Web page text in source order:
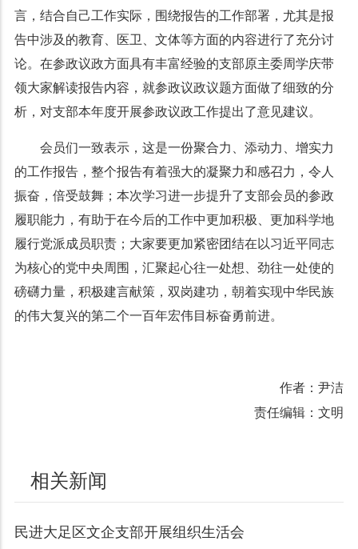
言， 结合自己工作实际，围绕报告的工作部署，尤其是报
告中涉及的教育、医卫、文体等方面的内容进行了充分讨
论。在参政议政方面具有丰富经验的支部原主委周学庆带
领大家解读报告内容，就参政议政议题方面做了细致的分
析，对支部本年度开展参政议政工作提出了意见建议。
会员们一致表示，这是一份聚合力、添动力、增实力
的工作报告，整个报告有着强大的凝聚力和感召力，令人
振奋，倍受鼓舞； 本次学习进一步提升了支部会员的参政
履职能力 ，有助于在今后的工作中更加积极、更加科学地
履行党派成员职责； 大家要更加紧密团结在以习近平同志
为核心的党中央周围，汇聚起心往一处想、劲往一处使的
磅礴力量，积极建言献策，双岗建功，朝着实现中华民族
的伟大复兴的第二个一百年宏伟目标奋勇前进。
作者：尹洁
责任编辑：文明
相关新闻
民进大足区文企支部开展组织生活会